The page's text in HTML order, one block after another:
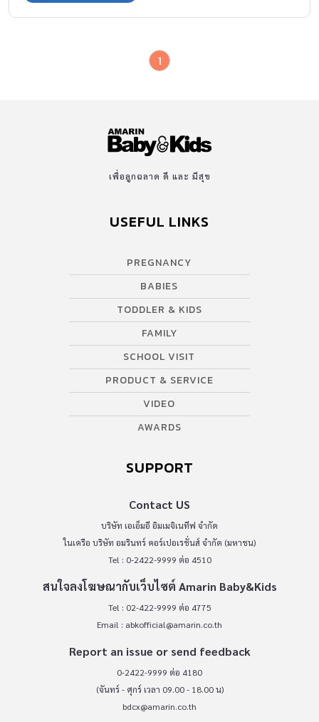
1
เพื่อลูกฉลาด ดี และ มีสุข
USEFUL LINKS
PREGNANCY
BABIES
TODDLER & KIDS
FAMILY
SCHOOL VISIT
PRODUCT & SERVICE
VIDEO
AWARDS
SUPPORT
Contact US
บริษัท เอเอ็มอี อิมเมจิเนทีฟ จำกัด
ในเครือ บริษัท อมรินทร์ คอร์เปอเรชั่นส์ จำกัด (มหาชน)
Tel : 0-2422-9999 ต่อ 4510
สนใจลงโฆษณากับเว็บไซต์ Amarin Baby&Kids
Tel : 02-422-9999 ต่อ 4775
Email : abkofficial@amarin.co.th
Report an issue or send feedback
0-2422-9999 ต่อ 4180
(จันทร์ - ศุกร์ เวลา 09.00 - 18.00 น)
bdcx@amarin.co.th